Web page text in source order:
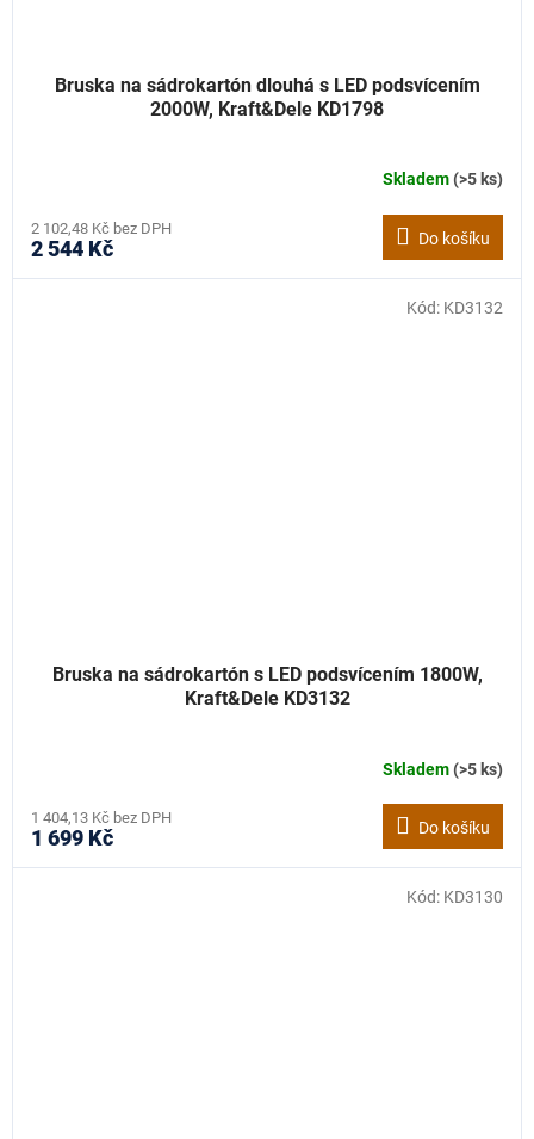
Bruska na sádrokartón dlouhá s LED podsvícením
2000W, Kraft&Dele KD1798
Skladem(>5 ks)
2 102,48 Kč bez DPH
2 544 Kč Do košíku
Bruska na sádrokartón s LED podsvícením 1800W,
Kraft&Dele KD3132
Skladem(>5 ks)
1 404,13 Kč bez DPH
1 699 Kč Do košíku
Kód: KD3132
Kód: KD3130